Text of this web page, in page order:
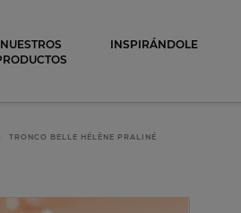
NUESTROS
INSPIRÁNDOLE
TRONCO BELLE HÉLÈNE PRALINÉ